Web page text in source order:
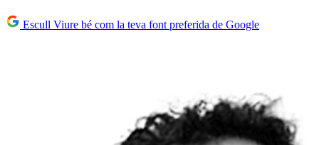
Escull Viure bé com la teva font preferida de Google